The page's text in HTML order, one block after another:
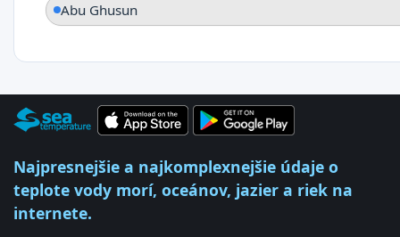
Abu Ghusun
Najpresnejšie a najkomplexnejšie údaje o
teplote vody morí, oceánov, jazier a riek na
internete.